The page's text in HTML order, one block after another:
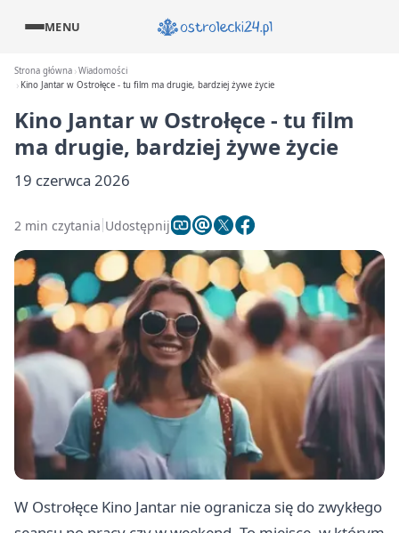
MENU
Strona główna Wiadomości
Kino Jantar w Ostrołęce - tu film ma drugie, bardziej żywe życie
Kino Jantar w Ostrołęce - tu film
ma drugie, bardziej żywe życie
19 czerwca 2026
2 min czytania Udostępnij
W Ostrołęce Kino Jantar nie ogranicza się do zwykłego